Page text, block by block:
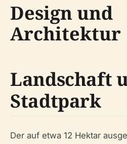
Design und
Architektur
Landschaft
Stadtpark
Der auf etwa 12 Hektar